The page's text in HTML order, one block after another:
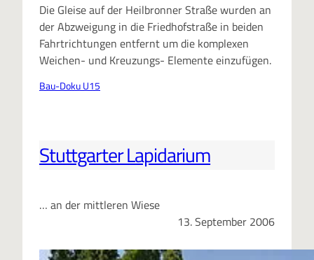
Die Gleise auf der Heilbronner Straße wurden an
der Abzweigung in die Friedhofstraße in beiden
Fahrtrichtungen entfernt um die komplexen
Weichen- und Kreuzungs- Elemente einzufügen.
Bau-Doku U15
Stuttgarter Lapidarium
… an der mittleren Wiese
13. September 2006